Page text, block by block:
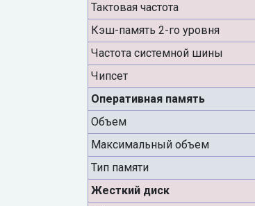
Тактовая частота
Кэш-память 2-го уровня
Частота системной шины
Чипсет
Оперативная память
Объем
Максимальный объем
Тип памяти
Жесткий диск